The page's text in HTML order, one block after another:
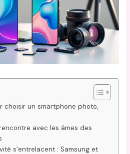
choisir un smartphone photo,
avec les âmes des
s’entrelacent : Samsung et